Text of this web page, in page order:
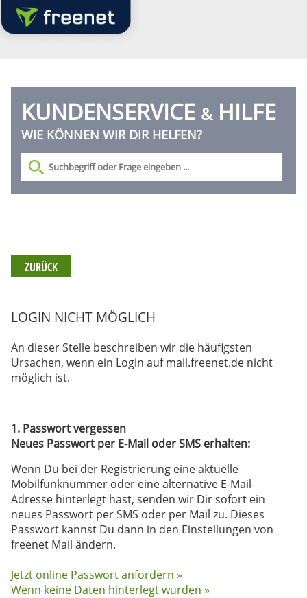
KUNDENSERVICE &HILFE
WIE KÖNNEN WIR DIR HELFEN?
ZURÜCK
LOGIN NICHT MÖGLICH
An dieser Stelle beschreiben wir die häufigsten
Ursachen, wenn ein Login auf mail.freenet.de nicht
möglich ist.
1. Passwort vergessen
Neues Passwort per E-Mail oder SMS erhalten:
Wenn Du bei der Registrierung eine aktuelle
Mobilfunknummer oder eine alternative E-Mail-
Adresse hinterlegt hast, senden wir Dir sofort ein
neues Passwort per SMS oder per Mail zu. Dieses
Passwort kannst Du dann in den Einstellungen von
freenet Mail ändern.
Jetzt online Passwort anfordern »
Wenn keine Daten hinterlegt wurden »